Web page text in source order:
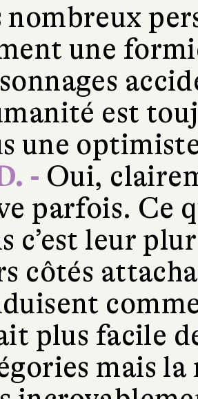
nombreux
une
est
une
- Oui,
parfois. Ce
c’est leur
côtés
plus facile
mais la